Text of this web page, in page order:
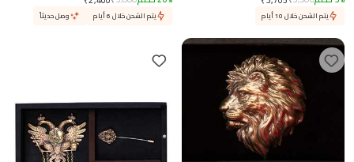
يتم الشحن خلال 10 أيام يتم الشحن خلال 6 أيام وصل حديثاً